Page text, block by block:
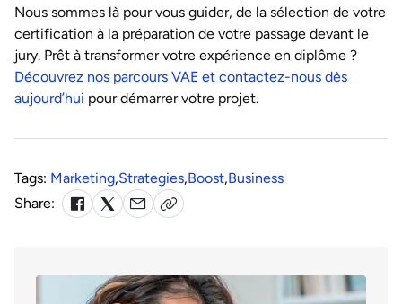
Nous sommes là pour vous guider, de la sélection de votre
certification à la préparation de votre passage devant le
jury. Prêt à transformer votre expérience en diplôme ?
Découvrez nos parcours VAE et contactez-nous dès
aujourd’hui pour démarrer votre projet.
Tags: Marketing,Strategies,Boost,Business
Share: